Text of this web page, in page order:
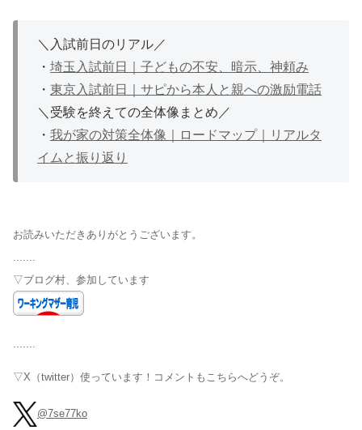
＼入試前日のリアル／
・ 埼玉入試前日｜子どもの不安、暗示、神頼み
・ 東京入試前日｜サピから本人と親への激励電話
＼受験を終えての全体像まとめ／
・ 我が家の対策全体像｜ロードマップ｜リアルタ
イムと振り返り
お読みいただきありがとうございます。
.......
▽ブログ村、参加しています
.......
▽X（twitter）使っています！コメントもこちらへどうぞ。
@7se77ko